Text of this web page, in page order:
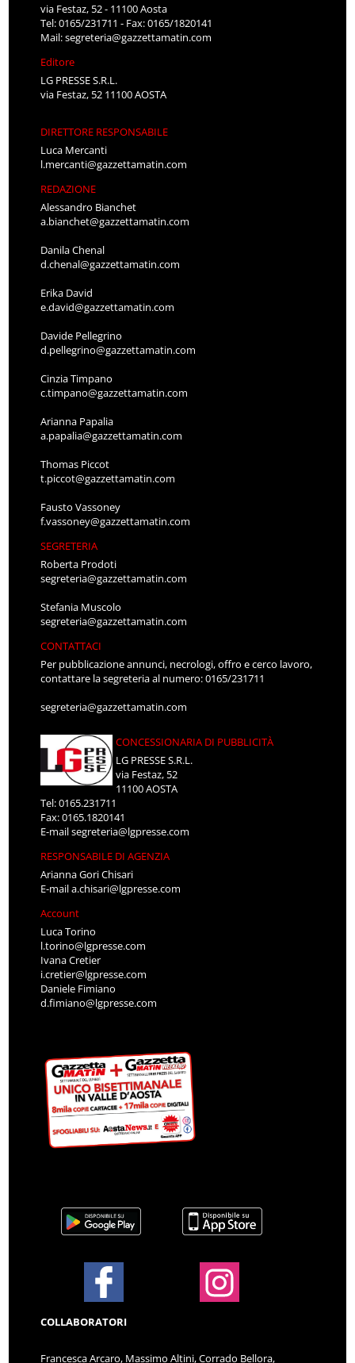
via Festaz, 52 - 11100 Aosta
Tel: 0165/231711 - Fax: 0165/1820141
Mail:segreteria@gazzettamatin.com
Editore
LG PRESSE S.R.L.
via Festaz, 52 11100 AOSTA
DIRETTORE RESPONSABILE
Luca Mercanti
l.mercanti@gazzettamatin.com
REDAZIONE
Alessandro Bianchet
a.bianchet@gazzettamatin.com
Danila Chenal
d.chenal@gazzettamatin.com
Erika David
e.david@gazzettamatin.com
Davide Pellegrino
d.pellegrino@gazzettamatin.com
Cinzia Timpano
c.timpano@gazzettamatin.com
Arianna Papalia
a.papalia@gazzettamatin.com
Thomas Piccot
t.piccot@gazzettamatin.com
Fausto Vassoney
f.vassoney@gazzettamatin.com
SEGRETERIA
Roberta Prodoti
segreteria@gazzettamatin.com
Stefania Muscolo
segreteria@gazzettamatin.com
CONTATTACI
Per pubblicazione annunci, necrologi, offro e cerco lavoro,
contattare la segreteria al numero: 0165/231711
segreteria@gazzettamatin.com
CONCESSIONARIA DI PUBBLICITÀ
LG PRESSE S.R.L.
via Festaz, 52
11100 AOSTA
Tel: 0165.231711
Fax: 0165.1820141
E-mailsegreteria@lgpresse.com
RESPONSABILE DI AGENZIA
Arianna Gori Chisari
E-maila.chisari@lgpresse.com
Account
Luca Torino
l.torino@lgpresse.com
Ivana Cretier
i.cretier@lgpresse.com
Daniele Fimiano
d.fimiano@lgpresse.com
COLLABORATORI
Francesca Arcaro, Massimo Altini, Corrado Bellora,